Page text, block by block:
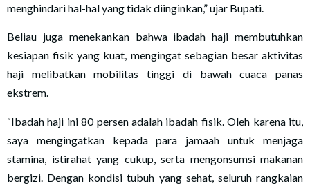
menghindari hal-hal yang tidak diinginkan,” ujar Bupati.
Beliau juga menekankan bahwa ibadah haji membutuhkan
kesiapan fisik yang kuat, mengingat sebagian besar aktivitas
haji melibatkan mobilitas tinggi di bawah cuaca panas
ekstrem.
“Ibadah haji ini 80 persen adalah ibadah fisik. Oleh karena itu,
saya mengingatkan kepada para jamaah untuk menjaga
stamina, istirahat yang cukup, serta mengonsumsi makanan
bergizi. Dengan kondisi tubuh yang sehat, seluruh rangkaian